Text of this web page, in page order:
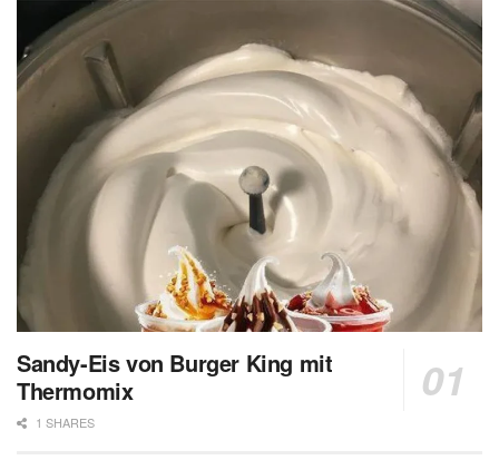
Sandy-Eis von Burger King mit
Thermomix
1 SHARES